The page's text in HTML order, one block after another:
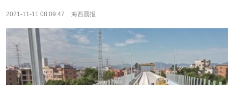
2021-11-11 08:09:47 海西晨报